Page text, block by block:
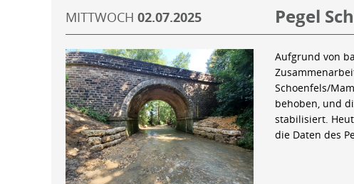
MITTWOCH 02.07.2025 Pegel
Aufgrund von
Schoenfels/
behoben, und
stabilisiert.
die Daten des